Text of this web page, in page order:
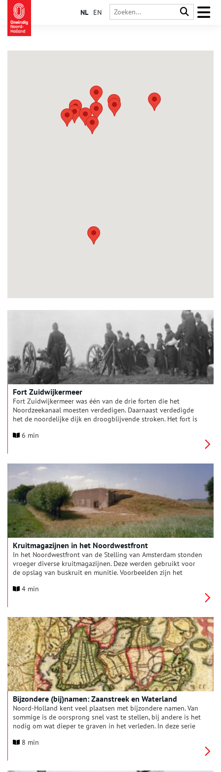
NL EN
Assendelft
Fort Zuidwijkermeer
Fort Zuidwijkermeer was één van de drie forten die het
Noordzeekanaal moesten verdedigen. Daarnaast verdedigde
het de noordelijke dijk en droogblijvende stroken. Het fort is
van Amsterdam.
6 min
Kruitmagazijnen in het Noordwestfront
In het Noordwestfront van de Stelling van Amsterdam stonden
vroeger diverse kruitmagazijnen. Deze werden gebruikt voor
de opslag van buskruit en munitie. Voorbeelden zijn het
Paal.4 min
Bijzondere (bij)namen: Zaanstreek en Waterland
Noord-Holland kent veel plaatsen met bijzondere namen. Van
sommige is de oorsprong snel vast te stellen, bij andere is het
nodig om wat dieper te graven in het verleden. In deze serie
onze provincie, om achter de herkomst van de lokale
8 min